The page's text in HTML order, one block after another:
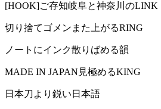
[HOOK]ご存知岐阜と神奈川のLINK
切り捨てゴメンまた上がるRING
ノートにインク散りばめる韻
MADE IN JAPAN見極めるKING
日本刀より鋭い日本語